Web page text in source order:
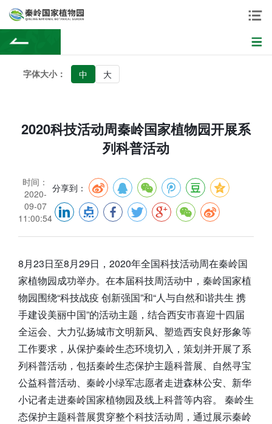
字体大小： 中 大
2020科技活动周秦岭国家植物园开展系
列科普活动
时间：
2020-
09-07
11:00:54
分享到：
8月23日至8月29日，2020年全国科技活动周在秦岭国
家植物园成功举办。在本届科技周活动中，秦岭国家植
物园围绕“科技战疫 创新强国”和“人与自然和谐共生 携
手建设美丽中国”的活动主题，结合西安市喜迎十四届
全运会、大力弘扬城市文明新风、塑造西安良好形象等
工作要求，从保护秦岭生态环境切入，策划并开展了系
列科普活动，包括秦岭生态保护主题科普展、自然寻宝
公益科普活动、秦岭小绿军志愿者走进森林公安、新华
小记者走进秦岭国家植物园及线上科普等内容。 秦岭生
态保护主题科普展贯穿整个科技活动周，通过展示秦岭